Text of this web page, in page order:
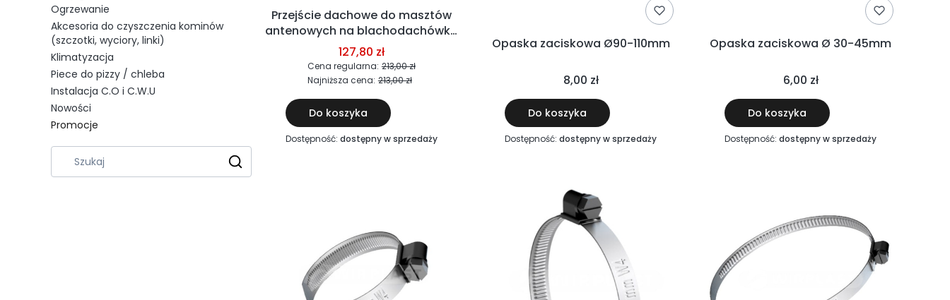
Ogrzewanie
Akcesoria do czyszczenia kominów
(szczotki, wyciory, linki)
Klimatyzacja
Piece do pizzy / chleba
Instalacja C.O i C.W.U
Nowości
Promocje
Koniec menu
WyczyśćSzukaj
Przejście dachowe do masztów
antenowych na blachodachówkę
falistą
127,80 zł
Cena regularna: 213,00 zł
Najniższa cena: 213,00 zł
Do koszyka
Dostępność: dostępny w sprzedaży
Opaska zaciskowa Ø90-110mm
8,00 zł
Do koszyka
Dostępność:dostępny w sprzedaży
Opaska zaciskowa Ø 30-45mm
6,00 zł
Do koszyka
Dostępność:dostępny w sprzedaży